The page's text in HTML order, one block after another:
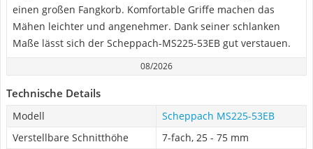
einen großen Fangkorb. Komfortable Griffe machen das
Mähen leichter und angenehmer. Dank seiner schlanken
Maße lässt sich der Scheppach-MS225-53EB gut verstauen.
08/2026
Technische Details
Modell
Scheppach MS225-53EB
Verstellbare Schnitthöhe
7-fach, 25 - 75 mm